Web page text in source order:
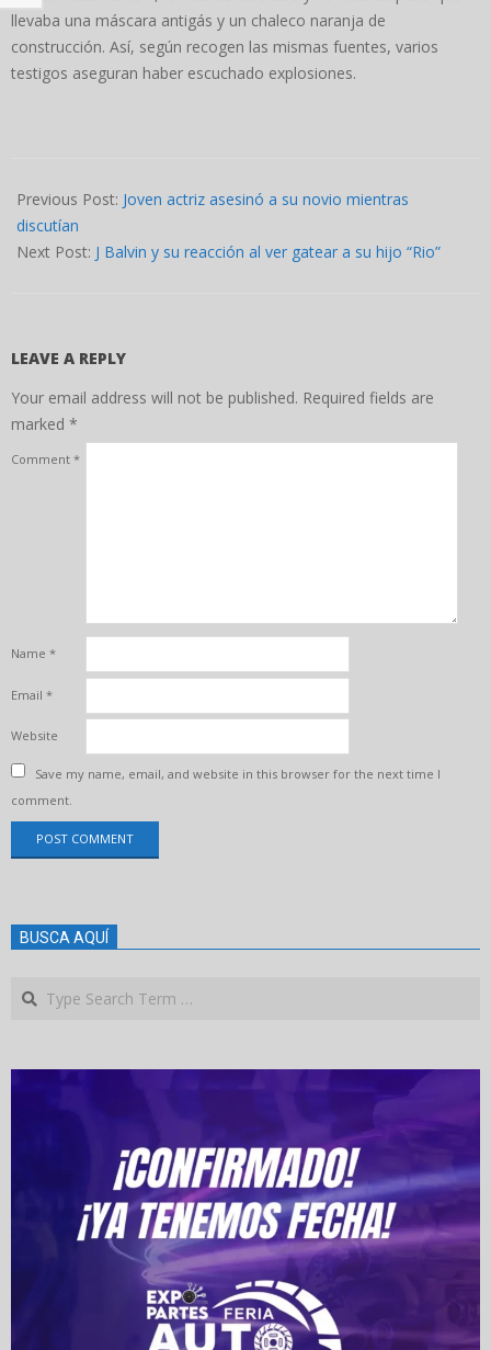
llevaba una máscara antigás y un chaleco naranja de
construcción. Así, según recogen las mismas fuentes, varios
testigos aseguran haber escuchado explosiones.
04-
12
Previous Post: Joven actriz asesinó a su novio mientras
discutían
Next Post: J Balvin y su reacción al ver gatear a su hijo “Rio”
LEAVE A REPLY
Your email address will not be published. Required fields are
marked *
Comment *
Name *
Email *
Website
Save my name, email, and website in this browser for the next time I
comment.
BUSCA AQUÍ
Search